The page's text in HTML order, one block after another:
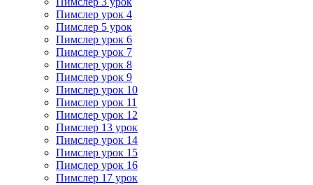
Пимслер урок 4
Пимслер 5 урок
Пимслер урок 6
Пимслер урок 7
Пимслер урок 8
Пимслер урок 9
Пимслер урок 10
Пимслер урок 11
Пимслер урок 12
Пимслер 13 урок
Пимслер урок 14
Пимслер урок 15
Пимслер урок 16
Пимслер 17 урок